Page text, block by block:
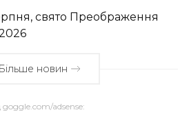
свято Преображення
Більше новин
adsense: